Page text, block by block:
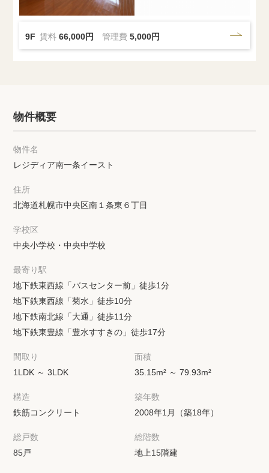
9F 賃料66,000円 管理費5,000円
物件概要
物件名
レジディア南一条イースト
住所
北海道札幌市中央区南１条東６丁目
学校区
中央小学校・中央中学校
最寄り駅
地下鉄東西線「バスセンター前」徒歩1分
地下鉄東西線「菊水」徒歩10分
地下鉄南北線「大通」徒歩11分
地下鉄東豊線「豊水すすきの」徒歩17分
間取り
1LDK ～ 3LDK
面積
35.15m² ～ 79.93m²
構造
鉄筋コンクリート
築年数
2008年1月（築18年）
総戸数
85戸
総階数
地上15階建